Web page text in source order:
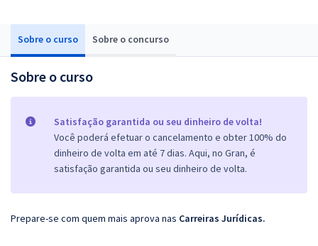
Sobre o curso Sobre o concurso
Sobre o curso
Satisfação garantida ou seu dinheiro de volta!
Você poderá efetuar o cancelamento e obter 100% do
dinheiro de volta em até 7 dias. Aqui, no Gran, é
satisfação garantida ou seu dinheiro de volta.
Prepare-se com quem mais aprova nas Carreiras Jurídicas.